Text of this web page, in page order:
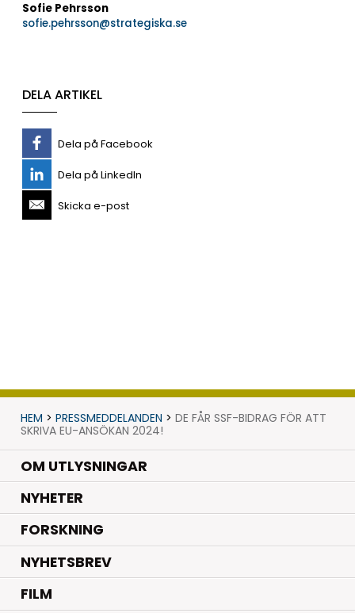
Sofie Pehrsson
sofie.pehrsson@strategiska.se
DELA ARTIKEL
Dela på Facebook
Dela på LinkedIn
Skicka e-post
HEM > PRESSMEDDELANDEN > DE FÅR SSF-BIDRAG FÖR ATT
SKRIVA EU-ANSÖKAN 2024!
OM UTLYSNINGAR
NYHETER.
FORSKNING.
NYHETSBREV
FILM